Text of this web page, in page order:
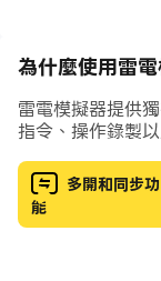
《絕區零》是
被神秘的超自然
雙重身分，另類
故事發生在被神
為什麼使用雷
雷電模擬器提供
指令、操作錄製
多開和同步功
能